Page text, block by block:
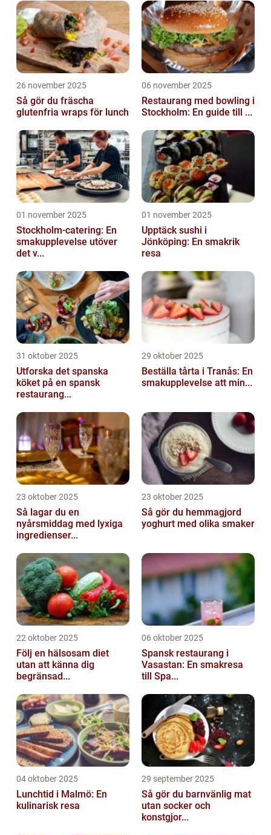
26 november 2025
Så gör du fräscha
glutenfria wraps för lunch
06 november 2025
Restaurang med bowling i
Stockholm: En guide till ...
01 november 2025
Stockholm-catering: En
smakupplevelse utöver
det v...
01 november 2025
Upptäck sushi i
Jönköping: En smakrik
resa
31 oktober 2025
Utforska det spanska
köket på en spansk
restaurang...
29 oktober 2025
Beställa tårta i Tranås: En
smakupplevelse att min...
23 oktober 2025
Så lagar du en
nyårsmiddag med lyxiga
ingredienser...
23 oktober 2025
Så gör du hemmagjord
yoghurt med olika smaker
22 oktober 2025
Följ en hälsosam diet
utan att känna dig
begränsad...
06 oktober 2025
Spansk restaurang i
Vasastan: En smakresa
till Spa...
04 oktober 2025
Lunchtid i Malmö: En
kulinarisk resa
29 september 2025
Så gör du barnvänlig mat
utan socker och
konstgjor...